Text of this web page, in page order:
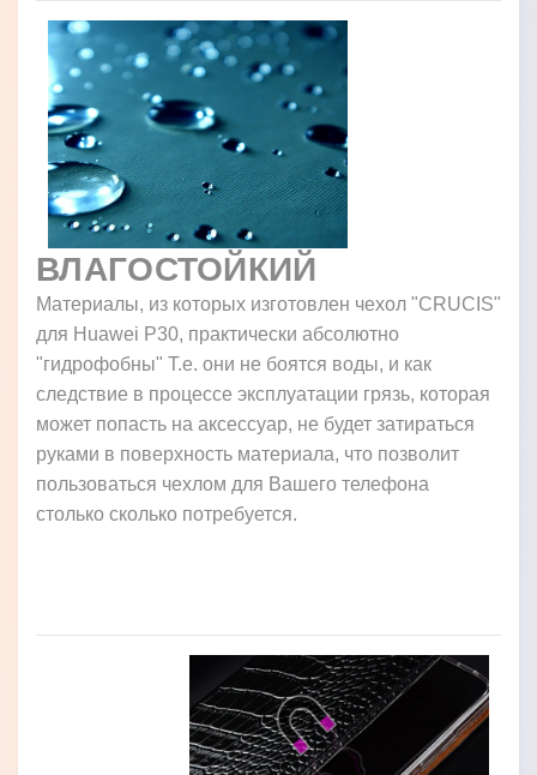
ВЛАГОСТОЙКИЙ
Материалы, из которых изготовлен чехол "CRUCIS"
для Huawei P30, практически абсолютно
"гидрофобны" Т.е. они не боятся воды, и как
следствие в процессе эксплуатации грязь, которая
может попасть на аксессуар, не будет затираться
руками в поверхность материала, что позволит
пользоваться чехлом для Вашего телефона
столько сколько потребуется.